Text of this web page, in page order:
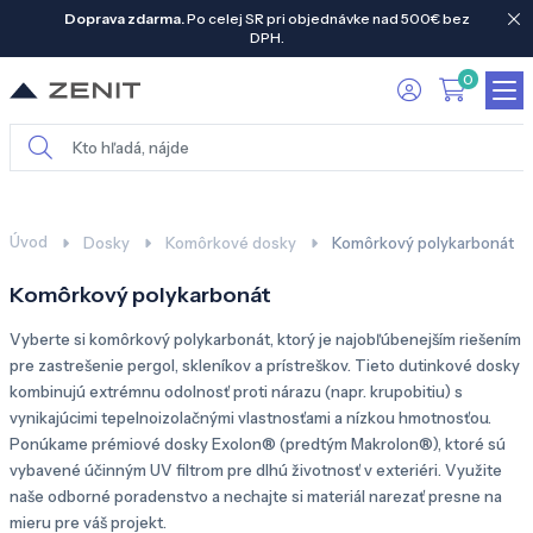
Doprava zdarma.Po celej SR pri objednávke nad 500€ bez
DPH.
0
Úvod Dosky Komôrkové dosky Komôrkový polykarbonát
Komôrkový polykarbonát
Vyberte si komôrkový polykarbonát, ktorý je najobľúbenejším riešením
pre zastrešenie pergol, skleníkov a prístreškov. Tieto dutinkové dosky
kombinujú extrémnu odolnosť proti nárazu (napr. krupobitiu) s
vynikajúcimi tepelnoizolačnými vlastnosťami a nízkou hmotnosťou.
Ponúkame prémiové dosky Exolon® (predtým Makrolon®), ktoré sú
vybavené účinným UV filtrom pre dlhú životnosť v exteriéri. Využite
naše odborné poradenstvo a nechajte si materiál narezať presne na
mieru pre váš projekt.